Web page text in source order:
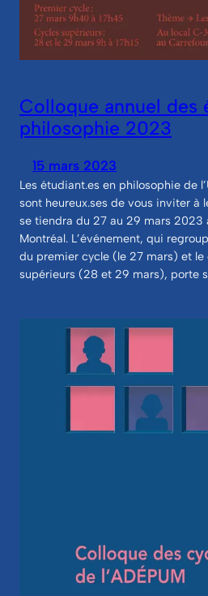
Colloque annuel des
philosophie 2023
15 mars 2023
Les étudiant.es en philosophie de
sont heureux.ses de vous inviter à
se tiendra du 27 au 29 mars 2023
Montréal. L’événement, qui
du premier cycle (le 27 mars) et le
supérieurs (28 et 29 mars), porte